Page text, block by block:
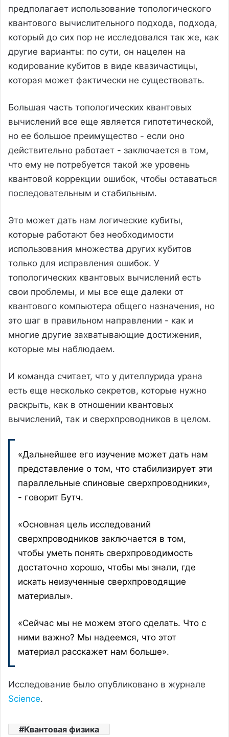
предполагает использование топологического
квантового вычислительного подхода, подхода,
который до сих пор не исследовался так же, как
другие варианты: по сути, он нацелен на
кодирование кубитов в виде квазичастицы,
которая может фактически не существовать.
Большая часть топологических квантовых
вычислений все еще является гипотетической,
но ее большое преимущество - если оно
действительно работает - заключается в том,
что ему не потребуется такой же уровень
квантовой коррекции ошибок, чтобы оставаться
последовательным и стабильным.
Это может дать нам логические кубиты,
которые работают без необходимости
использования множества других кубитов
только для исправления ошибок. У
топологических квантовых вычислений есть
свои проблемы, и мы все еще далеки от
квантового компьютера общего назначения, но
это шаг в правильном направлении - как и
многие другие захватывающие достижения,
которые мы наблюдаем.
И команда считает, что у дителлурида урана
есть еще несколько секретов, которые нужно
раскрыть, как в отношении квантовых
вычислений, так и сверхпроводников в целом.
«Дальнейшее его изучение может дать нам
представление о том, что стабилизирует эти
параллельные спиновые сверхпроводники»,
- говорит Бутч.
«Основная цель исследований
сверхпроводников заключается в том,
чтобы уметь понять сверхпроводимость
достаточно хорошо, чтобы мы знали, где
искать неизученные сверхпроводящие
материалы».
«Сейчас мы не можем этого сделать. Что с
ними важно? Мы надеемся, что этот
материал расскажет нам больше».
Исследование было опубликовано в журнале
Science.
Квантовая физика